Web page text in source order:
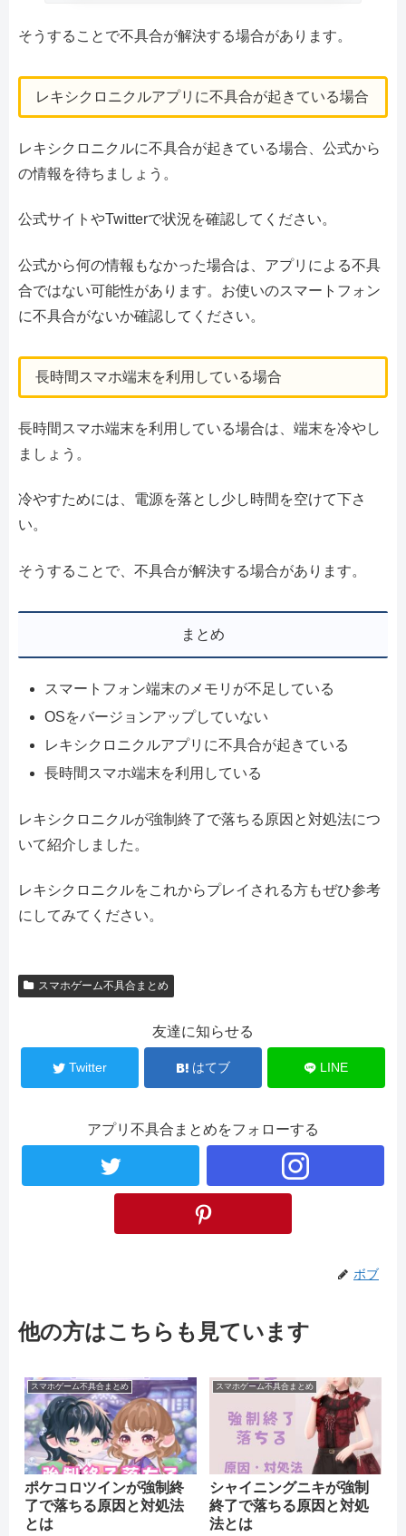
そうすることで不具合が解決する場合があります。
レキシクロニクルアプリに不具合が起きている場合
レキシクロニクルに不具合が起きている場合、公式から
の情報を待ちましょう。
公式サイトやTwitterで状況を確認してください。
公式から何の情報もなかった場合は、アプリによる不具
合ではない可能性があります。お使いのスマートフォン
に不具合がないか確認してください。
長時間スマホ端末を利用している場合
長時間スマホ端末を利用している場合は、端末を冷やし
ましょう。
冷やすためには、電源を落とし少し時間を空けて下さ
い。
そうすることで、不具合が解決する場合があります。
まとめ
スマートフォン端末のメモリが不足している
OSをバージョンアップしていない
レキシクロニクルアプリに不具合が起きている
長時間スマホ端末を利用している
レキシクロニクルが強制終了で落ちる原因と対処法につ
いて紹介しました。
レキシクロニクルをこれからプレイされる方もぜひ参考
にしてみてください。
スマホゲーム不具合まとめ
友達に知らせる
Twitter はてブ LINE
アプリ不具合まとめをフォローする
ボブ
他の方はこちらも見ています
スマホゲーム不具合まとめ
ポケコロツインが強制終
了で落ちる原因と対処法
とは
スマホゲーム不具合まとめ
シャイニングニキが強制
終了で落ちる原因と対処
法とは